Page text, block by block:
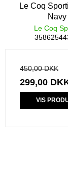
Le Coq
Navy
Le Coq
450,00 DKK
299,00
VIS